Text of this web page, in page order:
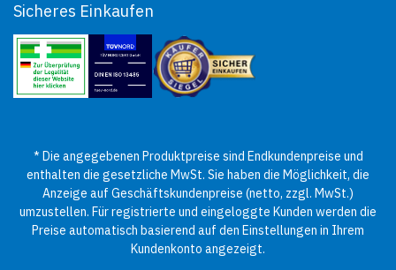
Sicheres Einkaufen
* Die angegebenen Produktpreise sind Endkundenpreise und
enthalten die gesetzliche MwSt. Sie haben die Möglichkeit, die
Anzeige auf Geschäftskundenpreise (netto, zzgl. MwSt.)
umzustellen. Für registrierte und eingeloggte Kunden werden die
Preise automatisch basierend auf den Einstellungen in Ihrem
Kundenkonto angezeigt.